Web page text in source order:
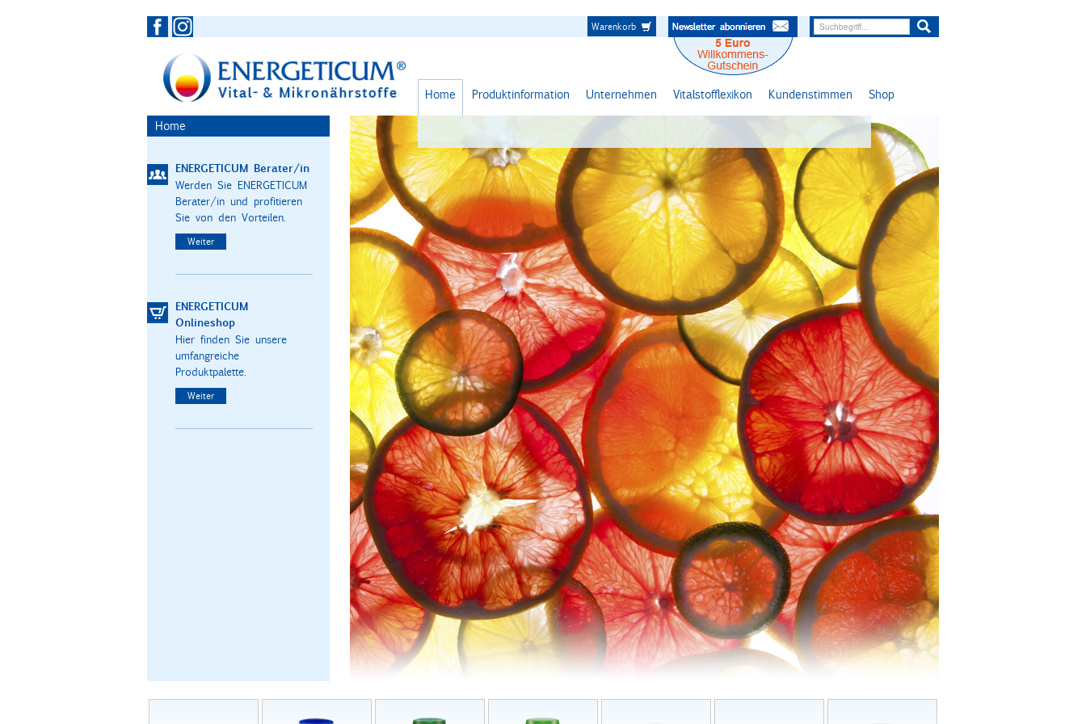
Warenkorb
Home Produktinformation Unternehmen Vitalstofflexikon Kundenstimmen Shop
Home
ENERGETICUM Berater/in
Werden Sie ENERGETICUM
Berater/in und profitieren
Sie von den Vorteilen.
Weiter
ENERGETICUM
Onlineshop
Hier finden Sie unsere
umfangreiche
Produktpalette.
Weiter